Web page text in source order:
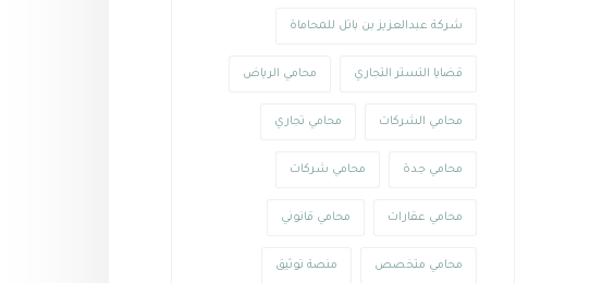
شركة عبدالعزيز بن باتل للمحاماة
قضايا التستر التجاري محامي الرياض
محامي الشركات محامي تجاري
محامي جدة محامي شركات
محامي عقارات محامي قانوني
محامي متخصص منصة توثيق